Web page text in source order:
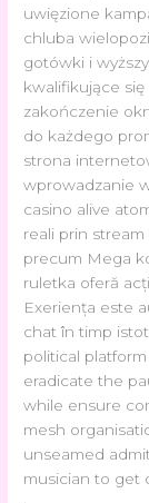
uwięzione
chluba
gotówki i
kwalifikujące się
zakończenie
do każdego
strona
wprowadzanie
casino alive
reali prin
precum Mega
ruletka oferă
Exeriența este
chat în timp
political
eradicate the
while ensure
mesh
unseamed
musician to get